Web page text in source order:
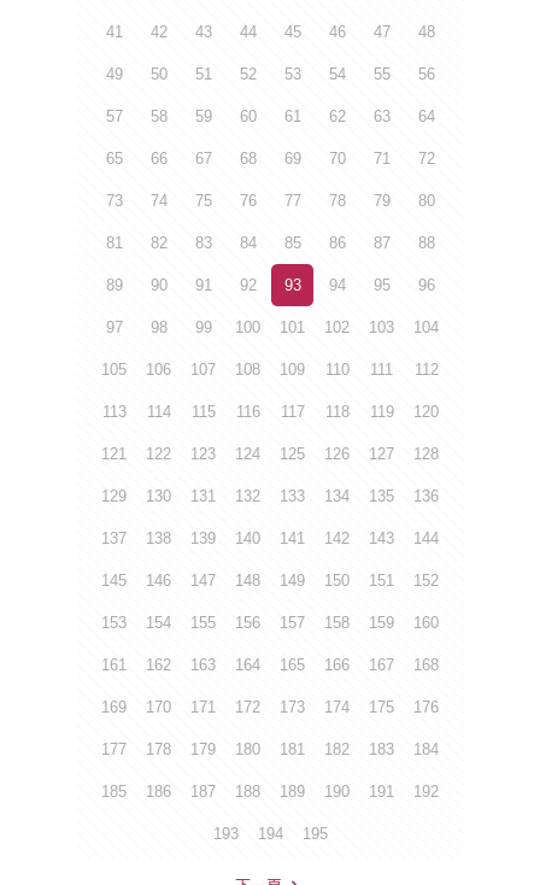
41 42 43 44 45 46 47 48
49 50 51 52 53 54 55 56
57 58 59 60 61 62 63 64
65 66 67 68 69 70 71 72
73 74 75 76 77 78 79 80
81 82 83 84 85 86 87 88
89 90 91 92 93 94 95 96
97 98 99 100 101 102 103 104
105 106 107 108 109 110 111 112
113 114 115 116 117 118 119 120
121 122 123 124 125 126 127 128
129 130 131 132 133 134 135 136
137 138 139 140 141 142 143 144
145 146 147 148 149 150 151 152
153 154 155 156 157 158 159 160
161 162 163 164 165 166 167 168
169 170 171 172 173 174 175 176
177 178 179 180 181 182 183 184
185 186 187 188 189 190 191 192
193 194 195